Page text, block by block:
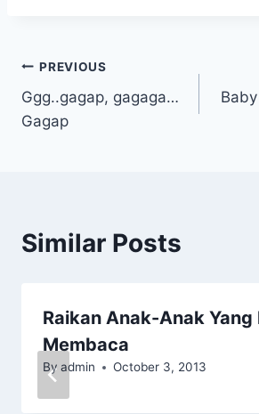
Post
navigation
PREVIOUS
Ggg..gagap, gagaga…
Gagap
Similar Posts
Raikan Anak-Anak Yang
Membaca
By admin October 3, 2013